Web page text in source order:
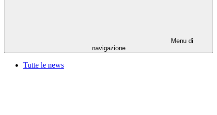
Menu di
navigazione
Tutte le news